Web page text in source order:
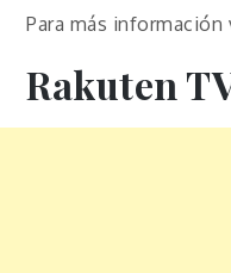
Para más
Rakuten